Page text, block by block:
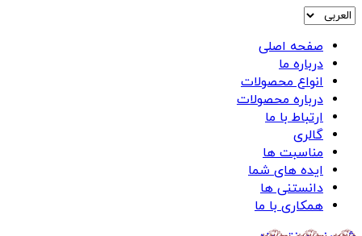
صفحه اصلی
درباره ما
انواع محصولات
درباره محصولات
ارتباط با ما
گالری
مناسبت ها
ایده های شما
دانستنی ها
همکاری با ما